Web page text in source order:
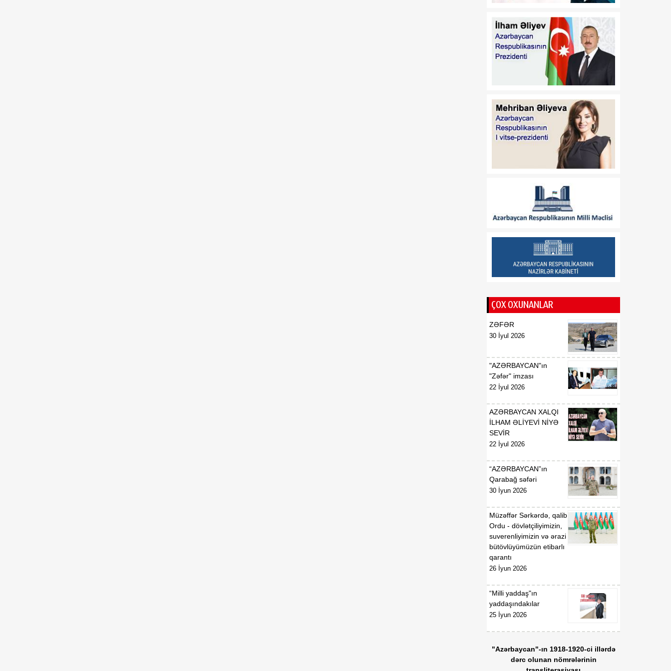
Cənubi Qafqazda
uzunmüddətli sülh və
iqtisadi inteqrasiyanın
14:48
07 Avqust
adamı qətlə yetirəndən
sonra intihar edib
07 Avqust
Bakıda keçiriləcək
Azərbaycan Beynəlxalq
İnvestisiya Forumu ilə
bağlı Təşkilat Komitəsi
13:26
07 Avqust
Deputat: ABŞ-də
paraflanan sülh sənədi
Cənubi Qafqazda yeni
əsasını qoyub
“Ayaks”ın sabiq baş
məşqçisi Qazaxıstan
13:23
07 Avqust
ABŞ-də çip istehsalında
istifadə olunan əsas
xammala gömrük rüsumu
07 Avqust
ÇOX OXUNANLAR
ZƏFƏR
30 İyul 2026
"AZƏRBAYCAN"ın
"Zəfər" imzası
22 İyul 2026
AZƏRBAYCAN XALQI
İLHAM ƏLİYEVİ NİYƏ
SEVİR
22 İyul 2026
“AZƏRBAYCAN”ın
Qarabağ səfəri
30 İyun 2026
Müzəffər Sərkərdə, qalib
Ordu - dövlətçiliyimizin,
suverenliyimizin və ərazi
bütövlüyümüzün etibarlı
qarantı
26 İyun 2026
“Milli yaddaş"ın
yaddaşındakılar
25 İyun 2026
"Azərbaycan"-ın 1918-1920-ci illərdə
dərc olunan nömrələrinin